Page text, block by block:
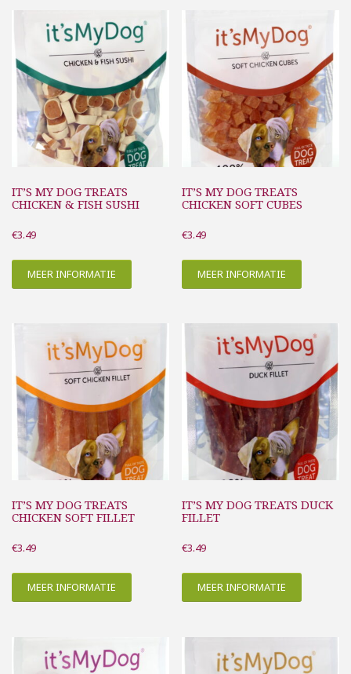
IT’S MY DOG TREATS
CHICKEN & FISH SUSHI
€3.49
MEER INFORMATIE
IT’S MY DOG TREATS
CHICKEN SOFT CUBES
€3.49
MEER INFORMATIE
IT’S MY DOG TREATS
CHICKEN SOFT FILLET
€3.49
MEER INFORMATIE
IT’S MY DOG TREATS DUCK
FILLET
€3.49
MEER INFORMATIE